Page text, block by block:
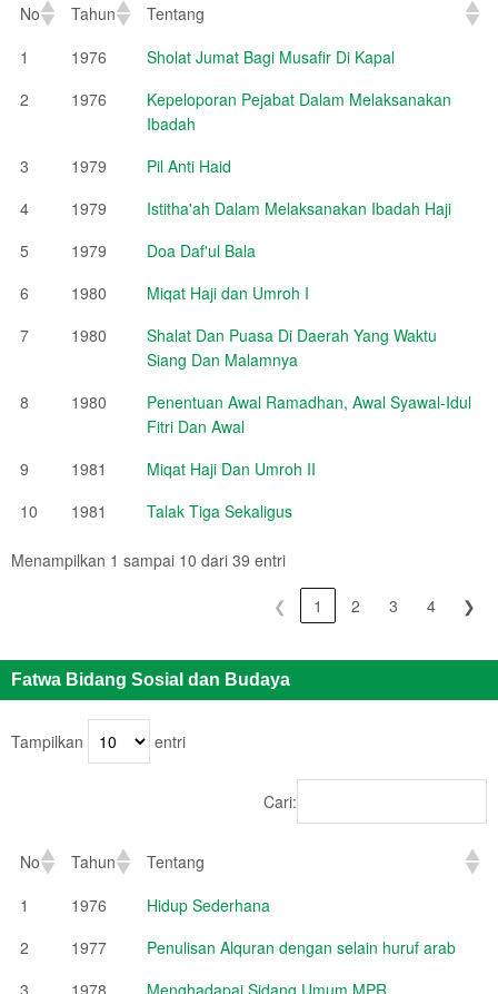
No Tahun
Tentang
No
Tahun Tentang
1 1976
Sholat Jumat Bagi Musafir Di Kapal
2
1976
Kepeloporan Pejabat Dalam Melaksanakan
Ibadah
3
1979
Pil Anti Haid
4
1979
Istitha'ah Dalam Melaksanakan Ibadah Haji
5
1979
Doa Daf'ul Bala
6
1980
Miqat Haji dan Umroh I
7
1980
Shalat Dan Puasa Di Daerah Yang Waktu
Siang Dan Malamnya
8
1980
Penentuan Awal Ramadhan, Awal Syawal-Idul
Fitri Dan Awal
9
1981
Miqat Haji Dan Umroh II
10
1981 Talak Tiga Sekaligus
Menampilkan 1 sampai 10 dari 39 entri
❮ 1 2 3 4 ❯
Fatwa Bidang Sosial dan Budaya
Tampilkan entri
Cari:
No Tahun
Tentang
1
1976
Hidup Sederhana
2
1977
Penulisan Alquran dengan selain huruf arab
3
1978
Menghadapai Sidang Umum MPR